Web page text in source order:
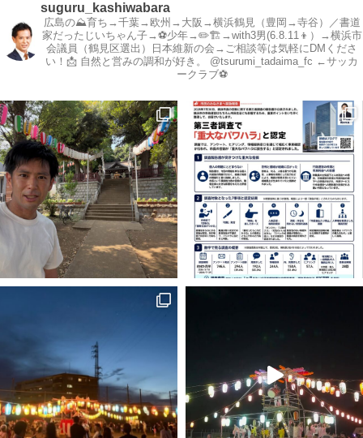
suguru_kashiwabara
広島の⛰育ち→千葉→欧州→大阪→横浜鶴見（豊岡→寺谷）／書道
家だったじいちゃん子→⚽️少年→✏️🏗→with3男(6.8.11👦）→横浜市
会議員（鶴見区選出）日本維新の会→ご相談等は気軽にDMくださ
い！📩 自然と営みの調和が好き。
@tsurumi_tadaima_fc ←サッカ
ークラブ⚽️